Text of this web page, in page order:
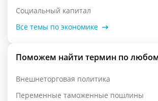
Социальный капитал
Все темы по экономике
Поможем найти термин по
Внешнеторговая политика
Переменные таможенные пошлины